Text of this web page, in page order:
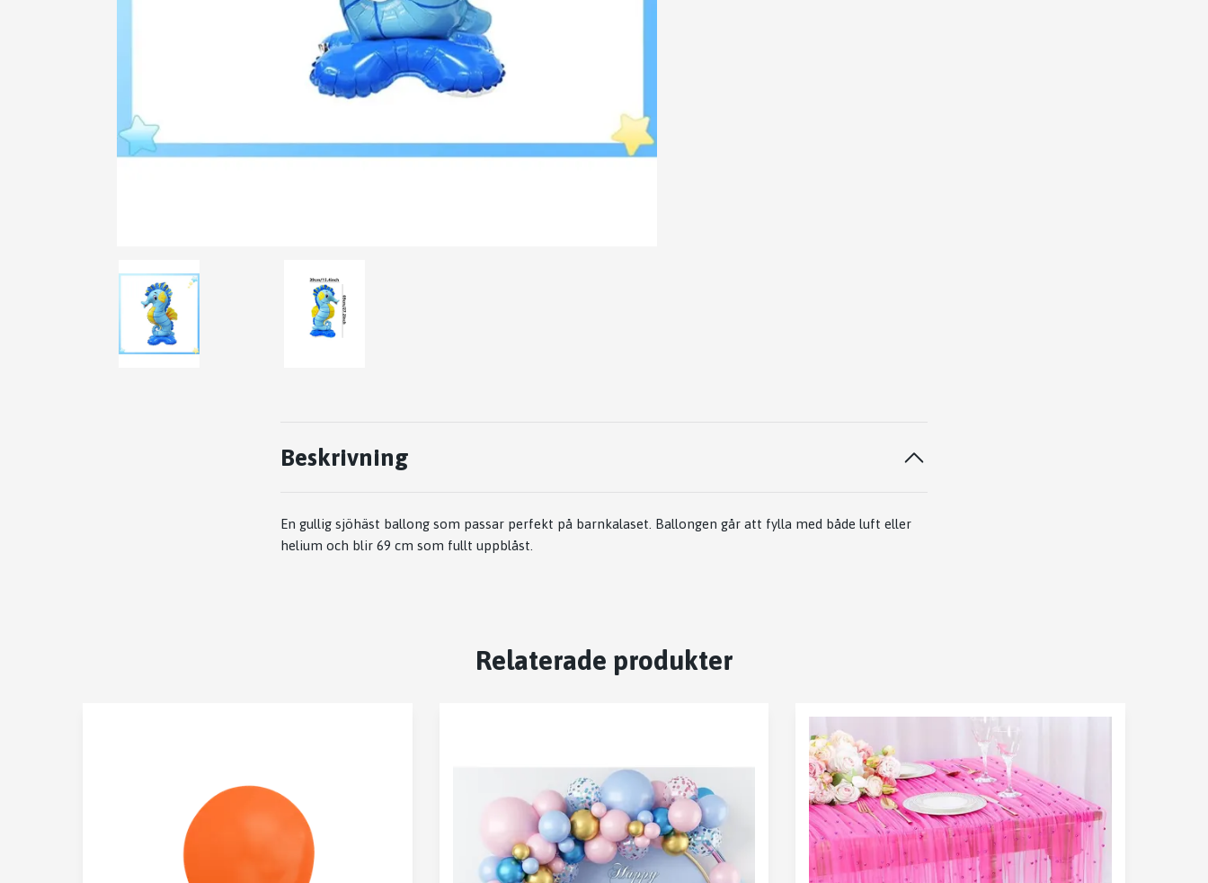
Beskrivning
En gullig sjöhäst ballong som passar perfekt på barnkalaset. Ballongen går att fylla med både luft eller
helium och blir 69 cm som fullt uppblåst.
Relaterade produkter